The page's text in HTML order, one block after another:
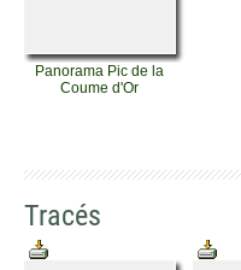
Panorama Pic de la
Coume d'Or
Tracés